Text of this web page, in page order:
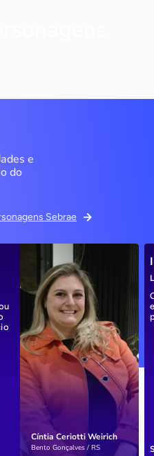
e
do
Sebrae
Cíntia Ceriotti Weirich
Bento Gonçalves / RS